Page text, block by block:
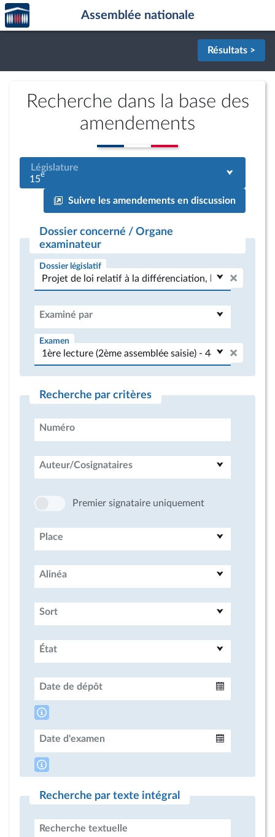
Aller au contenu
Aller en bas de la page
Accèder
à la
page
Assemblée nationale
Résultats >
Recherche dans la base des
amendements
Législature
15e
Suivre les amendements en discussion
Dossier concerné / Organe
examinateur
Dossier législatif
Examiné par
Examen
Recherche par critères
Numéro
Auteur/Cosignataires
Premier signataire uniquement
Place
Alinéa
Sort
État
Date de dépôt
Date d'examen
Recherche par texte intégral
Recherche textuelle